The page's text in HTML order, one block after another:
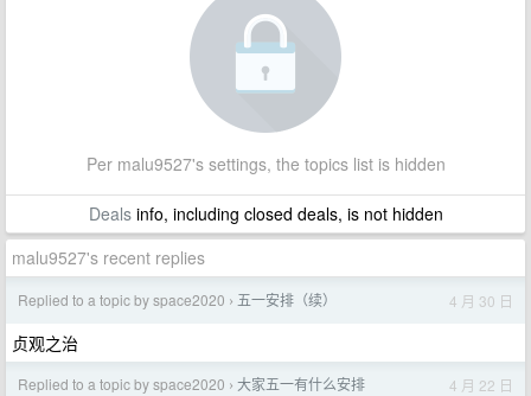
Per malu9527's settings, the topics list is hidden
Dealsinfo, including closed deals, is not hidden
malu9527's recent replies
Replied to a topic by space2020 › 五一安排（续） 4 月 30 日
贞观之治
Replied to a topic by space2020 › 大家五一有什么安排 4 月 22 日